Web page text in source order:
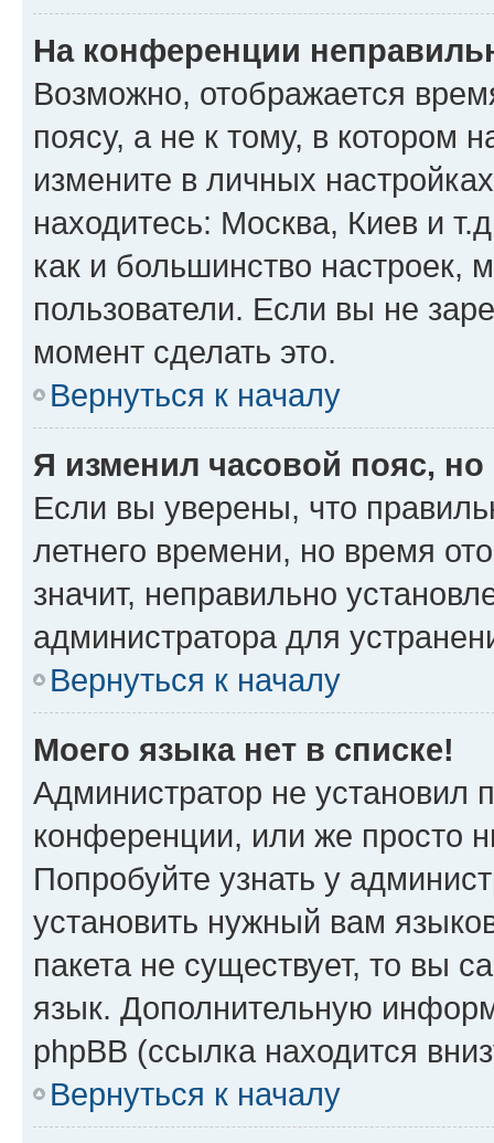
На конференции
Возможно, отображается
поясу, а не к тому, в котором
измените в личных
находитесь: Москва, Киев и
как и большинство настроек,
пользователи. Если вы не
момент сделать это.
Вернуться к началу
Я изменил часовой пояс,
Если вы уверены, что
летнего времени, но время
значит, неправильно
администратора для
Вернуться к началу
Моего языка нет в списке!
Администратор не установил
конференции, или же просто
Попробуйте узнать у
установить нужный вам
пакета не существует, то вы
язык. Дополнительную
phpBB (ссылка находится
Вернуться к началу